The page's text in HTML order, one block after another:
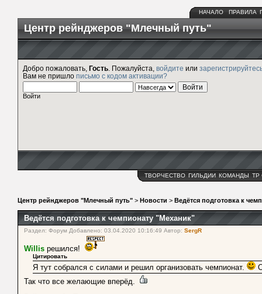
НАЧАЛО ПРАВИЛА
Центр рейнджеров "Млечный путь"
Добро пожаловать, Гость . Пожалуйста, войдите или
Вам не пришло письмо с кодом активации?
Войти
ТВОРЧЕСТВО ГИЛЬДИИ КОМАНДЫ ТР
Центр рейнджеров "Млечный путь" > Новости > Ведётся подготовка к
Ведётся подготовка к чемпионату "Механик"
Раздел: Форум Добавлено: 03.04.2020 10:16:49 Автор: SergR
Willis решился!
Цитировать
Я тут собрался с силами и решил организовать чемпионат.
Так что все желающие вперёд.